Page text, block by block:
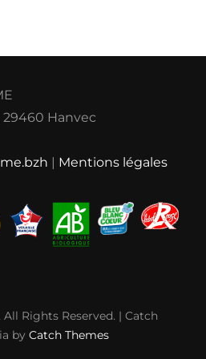
Hanvec
| Mentions légales
. All Rights Reserved. | Catch
by Catch Themes